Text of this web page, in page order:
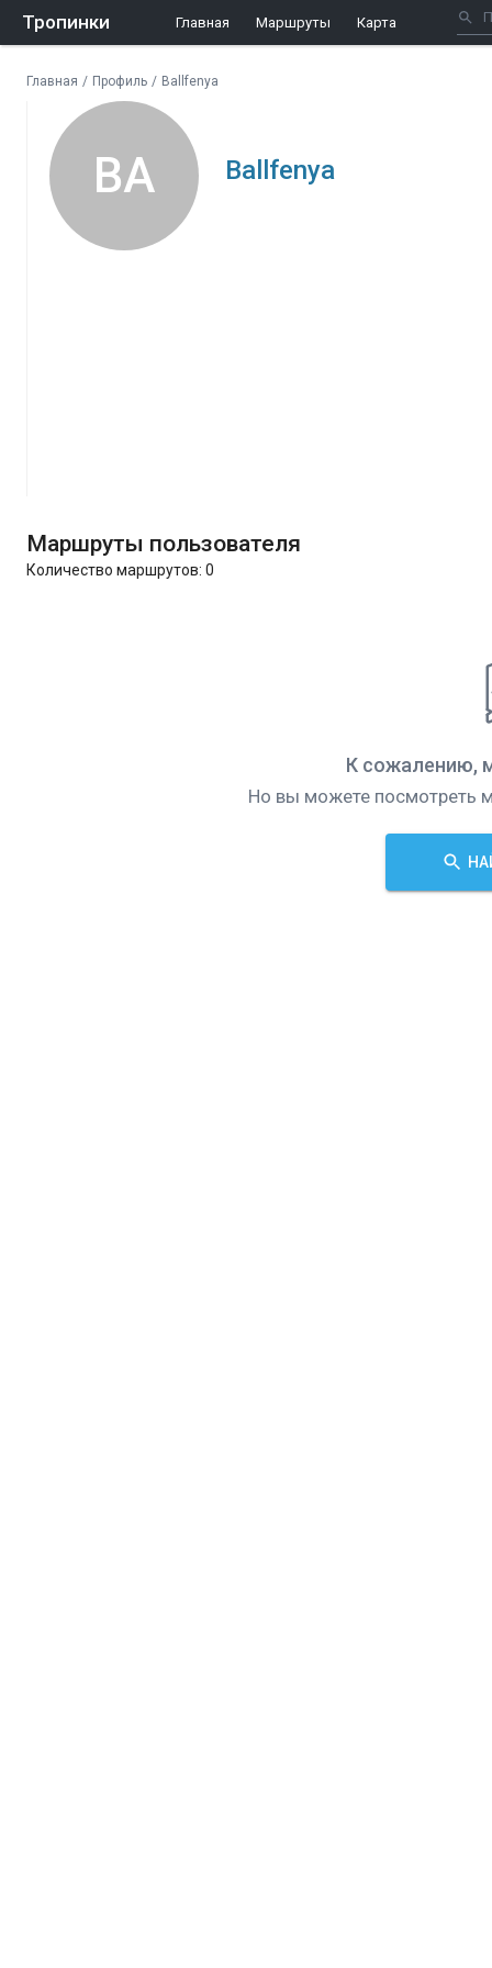
Тропинки Главная Маршруты Карта
Главная / Профиль / Ballfenya
BA Ballfenya
Маршруты пользователя
Количество маршрутов: 0
К сожалению,
Но вы можете посмотреть